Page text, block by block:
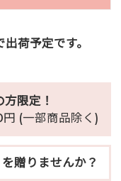
荷予定です。
限定！
(一部商品除く)
贈りませんか？